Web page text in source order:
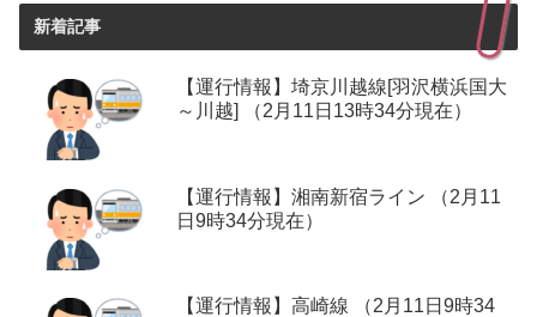
新着記事
【運行情報】埼京川越線[羽沢横浜国大
～川越] （2月11日13時34分現在）
【運行情報】湘南新宿ライン （2月11
日9時34分現在）
【運行情報】高崎線 （2月11日9時34